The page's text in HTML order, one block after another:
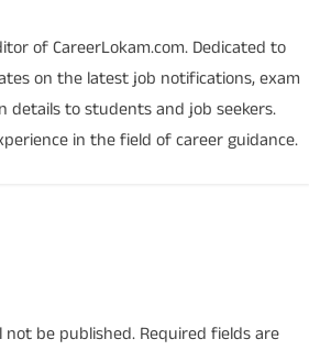
of CareerLokam.com. Dedicated to
on the latest job notifications, exam
details to students and job seekers.
in the field of career guidance.
not be published. Required fields are